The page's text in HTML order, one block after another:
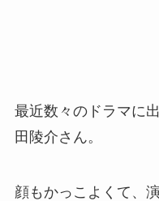
最近数々のドラマに
田陵介さん。
顔もかっこよくて、